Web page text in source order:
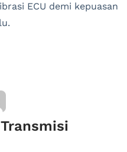
ECU demi kepuasan